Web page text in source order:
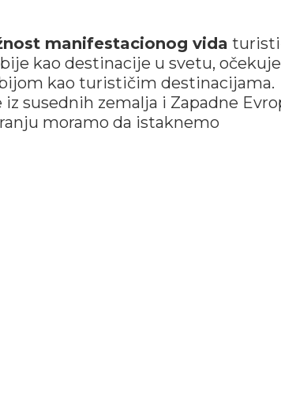
manifestacionog vida
kao destinacije u svetu,
kao turističim destinacijama.
iz susednih zemalja i Zapadne
moramo da istaknemo